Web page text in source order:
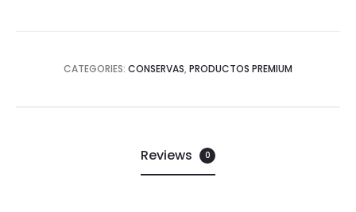
CATEGORIES: CONSERVAS, PRODUCTOS PREMIUM
Reviews 0